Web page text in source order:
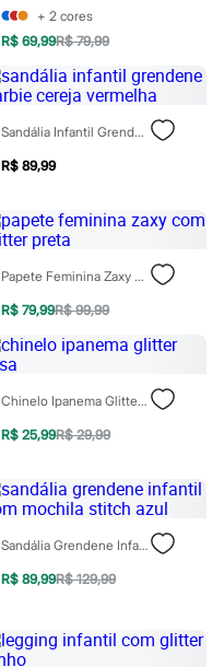
+ 2 cores
R$ 69,99R$ 79,99
Sandália Infantil Grendene Barbie Cereja Vermelha
R$ 89,99
Papete Feminina Zaxy Com Glitter Preta
R$ 79,99R$ 99,99
Chinelo Ipanema Glitter Rosa
R$ 25,99R$ 29,99
Sandália Grendene Infantil Com Mochila Stitch Azul
R$ 89,99R$ 129,99